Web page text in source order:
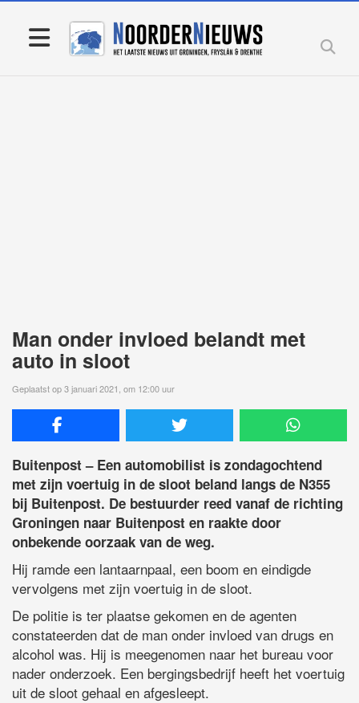
Man onder invloed belandt met
auto in sloot
Geplaatst op 3 januari 2021, om 12:00 uur
Buitenpost – Een automobilist is zondagochtend
met zijn voertuig in de sloot beland langs de N355
bij Buitenpost. De bestuurder reed vanaf de richting
Groningen naar Buitenpost en raakte door
onbekende oorzaak van de weg.
Hij ramde een lantaarnpaal, een boom en eindigde
vervolgens met zijn voertuig in de sloot.
De politie is ter plaatse gekomen en de agenten
constateerden dat de man onder invloed van drugs en
alcohol was. Hij is meegenomen naar het bureau voor
nader onderzoek. Een bergingsbedrijf heeft het voertuig
uit de sloot gehaal en afgesleept.